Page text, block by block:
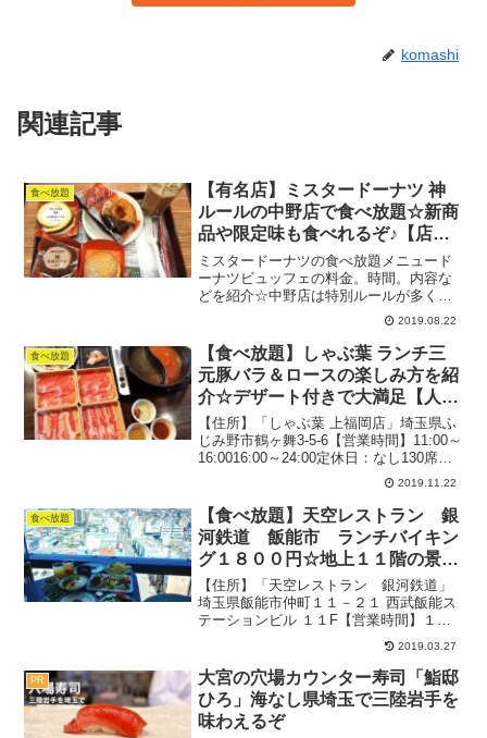
komashi
関連記事
食べ放題
【有名店】ミスタードーナツ 神
ルールの中野店で食べ放題☆新商
品や限定味も食べれるぞ♪【店舗
限定】
ミスタードーナツの食べ放題メニュード
ーナツビュッフェの料金。時間。内容な
どを紹介☆中野店は特別ルールが多くど
のお店よりも優れていると思うのでぜひ
2019.08.22
食べ放題
【食べ放題】しゃぶ葉 ランチ三
元豚バラ＆ロースの楽しみ方を紹
介☆デザート付きで大満足【人気
チェーン】
【住所】「しゃぶ葉 上福岡店」埼玉県ふ
じみ野市鶴ヶ舞3-5-6【営業時間】11:00～
16:0016:00～24:00定休日：なし130席テ
ーブル席駐車場：あり禁煙2019.10月（週
末）：14時前待ちなし関連：食べ放題の
記事一覧関連：ラン...
2019.11.22
食べ放題
【食べ放題】天空レストラン 銀
河鉄道 飯能市 ランチバイキン
グ１８００円☆地上１１階の景色
を土日も時間無制限で
【住所】「天空レストラン 銀河鉄道」
埼玉県飯能市仲町１１－２１ 西武飯能ス
テーションビル １１F【営業時間】１
１：００～１５：００（ラストオーダー
１４：３０）１７：３０～２１：００９
０席個室予約あり（別料金）駐車場：立
体駐車場の割引あり関連...
2019.03.27
PR
大宮の穴場カウンター寿司「鮨邸
ひろ」海なし県埼玉で三陸岩手を
味わえるぞ